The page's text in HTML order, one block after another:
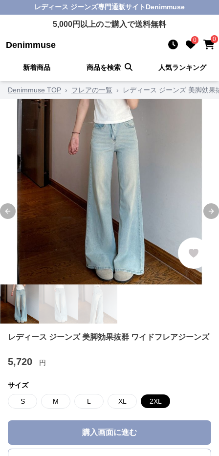
レディース ジーンズ専門通販サイト Denimmuse
5,000円以上のご購入で送料無料
Denimmuse 0 0
新着商品 商品を検索 人気ランキング
Denimmuse TOP › フレアの一覧 › レディース ジーンズ 美脚効
Previous slide
レディース ジーンズ 美脚効果抜群 ワイドフレアジーンズ
5,720 円
サイズ
S M L XL 2XL
購入画面に進む